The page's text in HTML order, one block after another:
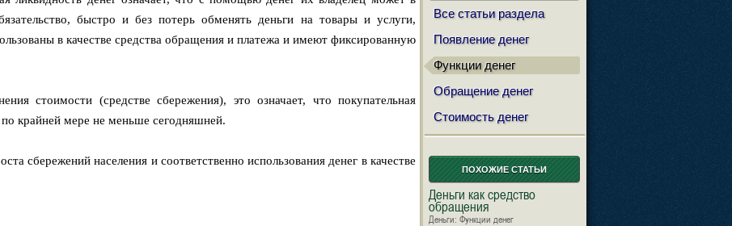
быстро и без потерь обменять деньги на товары и услуги,
в качестве средства обращения и платежа и имеют фиксированную
стоимости (средстве сбережения), это означает, что покупательная
крайней мере не меньше сегодняшней.
сбережений населения и соответственно использования денег в качестве
Все статьи раздела
Появление денег
Функции денег
Обращение денег
Стоимость денег
ПОХОЖИЕ СТАТЬИ
Деньги как средство
обращения
Деньги: Функции денег